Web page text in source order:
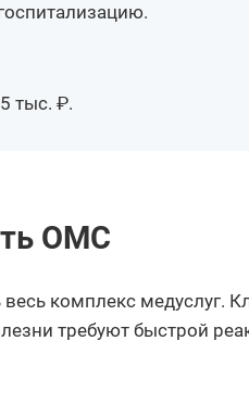
тыс. ₽.
ОМС
комплекс медуслуг.
требуют быстрой